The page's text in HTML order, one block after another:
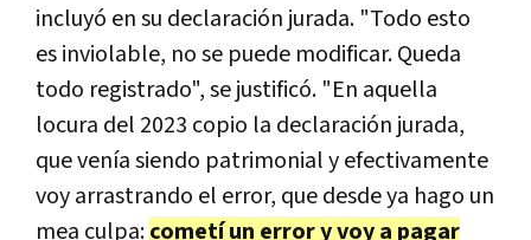
incluyó en su declaración jurada. "Todo esto
es inviolable, no se puede modificar. Queda
todo registrado", se justificó. "En aquella
locura del 2023 copio la declaración jurada,
que venía siendo patrimonial y efectivamente
voy arrastrando el error, que desde ya hago un
mea culpa:cometí un error y voy a pagar